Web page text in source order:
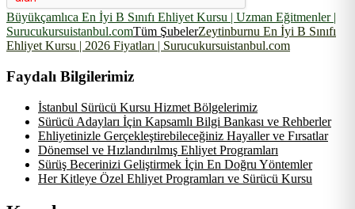
Büyükçamlıca En İyi B Sınıfı Ehliyet Kursu | Uzman Eğitmenler |
Surucukursuistanbul.comTüm ŞubelerZeytinburnu En İyi B Sınıfı
Ehliyet Kursu | 2026 Fiyatları | Surucukursuistanbul.com
Faydalı Bilgilerimiz
İstanbul Sürücü Kursu Hizmet Bölgelerimiz
Sürücü Adayları İçin Kapsamlı Bilgi Bankası ve Rehberler
Ehliyetinizle Gerçekleştirebileceğiniz Hayaller ve Fırsatlar
Dönemsel ve Hızlandırılmış Ehliyet Programları
Sürüş Becerinizi Geliştirmek İçin En Doğru Yöntemler
Her Kitleye Özel Ehliyet Programları ve Sürücü Kursu